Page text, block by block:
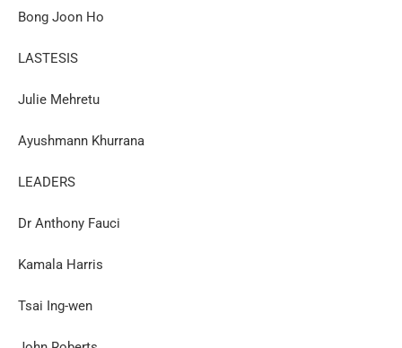
Bong Joon Ho
LASTESIS
Julie Mehretu
Ayushmann Khurrana
LEADERS
Dr Anthony Fauci
Kamala Harris
Tsai Ing-wen